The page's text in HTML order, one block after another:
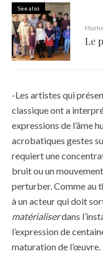
See also
Le
-Les artistes qui
classique ont a
expressions de l’âme
acrobatiques gestes
requiert une
bruit ou un
perturber. Comme au
à un acteur qui doit
matérialiserdans
l’expression de
maturation de l’œuvre.